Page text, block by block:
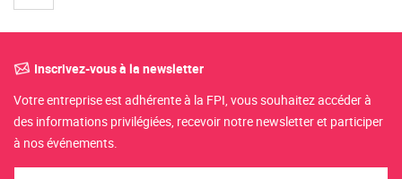
Inscrivez-vous à la newsletter
Votre entreprise est adhérente à la FPI, vous souhaitez accéder à
des informations privilégiées, recevoir notre newsletter et participer
à nos événements.